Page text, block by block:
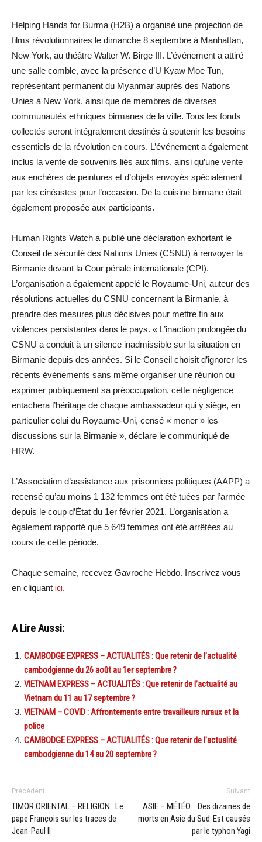
Helping Hands for Burma (H2B) a organisé une projection de
films révolutionnaires le dimanche 8 septembre à Manhattan,
New York, au théâtre Walter W. Birge III. L’événement a attiré
une salle comble, avec la présence d’U Kyaw Moe Tun,
représentant permanent du Myanmar auprès des Nations
Unies à New York, ainsi que de membres de diverses
communautés ethniques birmanes de la ville. Tous les fonds
collectés seront intégralement destinés à soutenir les besoins
essentiels de la révolution en cours. L’événement a également
inclus la vente de souvenirs liés aux films, ainsi qu’une vente
aux enchères de peintures et d’objets envoyés spécialement
par les cinéastes pour l’occasion. De la cuisine birmane était
également proposée aux participants.
Human Rights Watch a publié une déclaration exhortant le
Conseil de sécurité des Nations Unies (CSNU) à renvoyer la
Birmanie devant la Cour pénale internationale (CPI).
L’organisation a également appelé le Royaume-Uni, auteur des
résolutions actuelles du CSNU concernant la Birmanie, à
prendre des mesures plus décisives pour mettre fin aux
violences persistantes dans le pays. « L’inaction prolongée du
CSNU a conduit à un silence inadmissible sur la situation en
Birmanie depuis des années. Si le Conseil choisit d’ignorer les
récents événements sans même organiser une réunion ou
exprimer publiquement sa préoccupation, cette négligence
entachera l’héritage de chaque ambassadeur qui y siège, en
particulier celui du Royaume-Uni, censé « mener » les
discussions sur la Birmanie », déclare le communiqué de
HRW.
L’Association d’assistance aux prisonniers politiques (AAPP) a
recensé qu’au moins 1 132 femmes ont été tuées par l’armée
depuis le coup d’État du 1er février 2021. L’organisation a
également rapporté que 5 649 femmes ont été arrêtées au
cours de cette période.
Chaque semaine, recevez Gavroche Hebdo. Inscrivez vous
en cliquant ici.
A Lire Aussi:
CAMBODGE EXPRESS – ACTUALITÉS : Que retenir de l’actualité
cambodgienne du 26 août au 1er septembre ?
VIETNAM EXPRESS – ACTUALITÉS : Que retenir de l’actualité au
Vietnam du 11 au 17 septembre ?
VIETNAM – COVID : Affrontements entre travailleurs ruraux et la
police
CAMBODGE EXPRESS – ACTUALITÉS : Que retenir de l’actualité
cambodgienne du 14 au 20 septembre ?
Précédent
TIMOR ORIENTAL – RELIGION : Le
pape François sur les traces de
Jean-Paul II
Suivant
ASIE – MÉTÉO : Des dizaines de
morts en Asie du Sud-Est causés
par le typhon Yagi